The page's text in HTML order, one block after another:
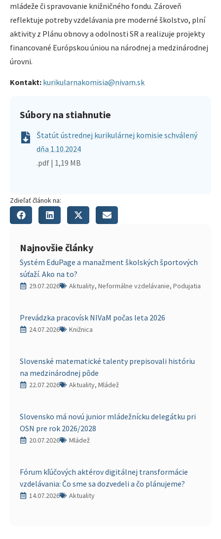
mládeže či spravovanie knižničného fondu. Zároveň
reflektuje potreby vzdelávania pre moderné školstvo, plní
aktivity z Plánu obnovy a odolnosti SR a realizuje projekty
financované Európskou úniou na národnej a medzinárodnej
úrovni.
Kontakt: kurikularnakomisia@nivam.sk
Súbory na stiahnutie
Štatút ústrednej kurikulárnej komisie schválený
dňa 1.10.2024
.pdf | 1,19 MB
Zdieľať článok na:
Najnovšie články
Systém EduPage a manažment školských športových
súťaží. Ako na to?
29.07.2026 Aktuality, Neformálne vzdelávanie, Podujatia
Prevádzka pracovísk NIVaM počas leta 2026
24.07.2026 Knižnica
Slovenské matematické talenty prepisovali históriu
na medzinárodnej pôde
22.07.2026 Aktuality, Mládež
Slovensko má novú junior mládežnícku delegátku pri
OSN pre rok 2026/2028
20.07.2026 Mládež
Fórum kľúčových aktérov digitálnej transformácie
vzdelávania: Čo sme sa dozvedeli a čo plánujeme?
14.07.2026 Aktuality